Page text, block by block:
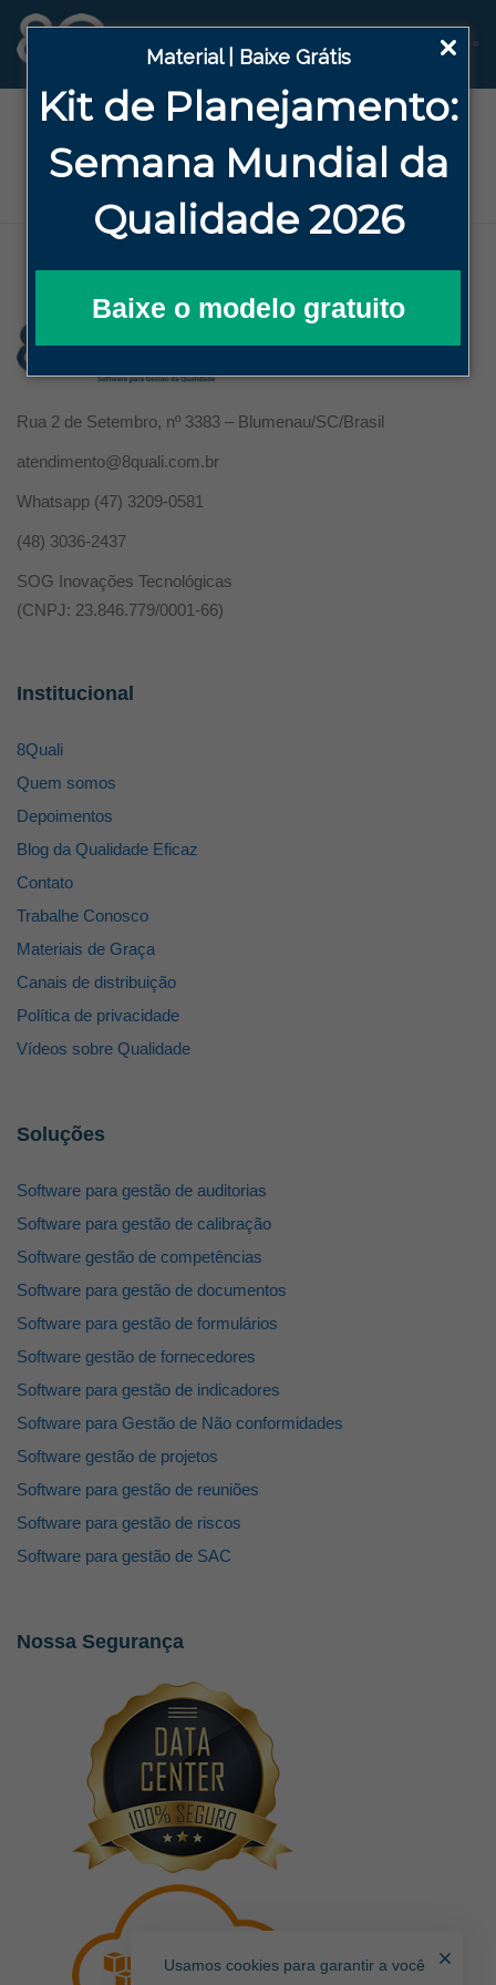
Material | Baixe Grátis
Kit de Planejamento:
Semana Mundial da
Qualidade 2026
Baixe o modelo gratuito
Term
Conditions
Rua 2 de Setembro, nº 3383 – Blumenau/SC/Brasil
atendimento@8quali.com.br
Whatsapp (47) 3209-0581
(48) 3036-2437
SOG Inovações Tecnológicas
(CNPJ: 23.846.779/0001-66)
Institucional
8Quali
Quem somos
Depoimentos
Blog da Qualidade Eficaz
Contato
Trabalhe Conosco
Materiais de Graça
Canais de distribuição
Política de privacidade
Vídeos sobre Qualidade
Soluções
Software para gestão de auditorias
Software para gestão de calibração
Software gestão de competências
Software para gestão de documentos
Software para gestão de formulários
Software gestão de fornecedores
Software para gestão de indicadores
Software para Gestão de Não conformidades
Software gestão de projetos
Software para gestão de reuniões
Software para gestão de riscos
Software para gestão de SAC
Nossa Segurança
Usamos cookies para garantir a você